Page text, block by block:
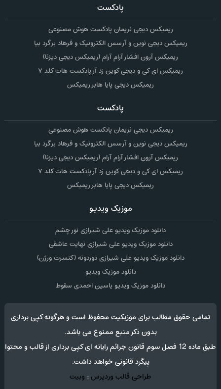
پادکست
ریمیکس دیجی نریمان پادکست هوش مصنوعی
ریمیکس دیجی نوین و آرسس الکترونیک و فرهاد برگرد بیا
ریمیکس آرون افشار آرام آرام (ریمیکس دیجی دیزنا)
ریمیکس ای کی و دیجی کوین زد آر پادکست هات کلد ۷
ریمیکس دیجی پایا هابر ریمیکس
پادکست
ریمیکس دیجی نریمان پادکست هوش مصنوعی
ریمیکس دیجی نوین و آرسس الکترونیک و فرهاد برگرد بیا
ریمیکس آرون افشار آرام آرام (ریمیکس دیجی دیزنا)
ریمیکس ای کی و دیجی کوین زد آر پادکست هات کلد ۷
ریمیکس دیجی پایا هابر ریمیکس
موزیک ویدیو
دانلود موزیک ویدیو علی شیرازی نور چشم
دانلود موزیک ویدیو علی شیرازی نهایت عاشقی
دانلود موزیک ویدیو علی شیرازی دوردونه (کنسرت ورژن)
دانلود موزیک ویدیو
دانلود موزیک ویدیو یاسین احمدی سقوط
تمامی حقوق مطالب برای موزیکیت محفوظ است و هرگونه کپی برداری
بدون ذکر منبع ممنوع می باشد.
طبق ماده 12 فصل سوم قانون جرائم رایانه ای کپی برداری از قالب و محتوا
پیگرد قانونی خواهد داشت.
طراحی قالب وردپرس: وبیت